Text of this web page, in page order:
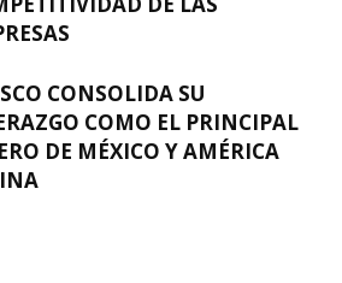
CONSOLIDA SU
COMO EL PRINCIPAL
DE MÉXICO Y AMÉRICA